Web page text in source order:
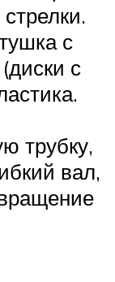
с
с
трубку,
вал,